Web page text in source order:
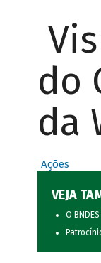
do
da
Ações
VEJA
O